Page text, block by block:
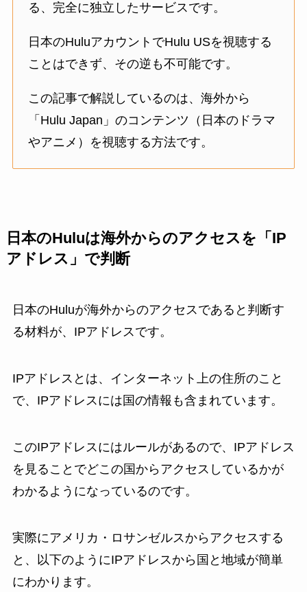
る、完全に独立したサービスです。
日本のHuluアカウントでHulu USを視聴する
ことはできず、その逆も不可能です。
この記事で解説しているのは、海外から
「Hulu Japan」のコンテンツ（日本のドラマ
やアニメ）を視聴する方法です。
日本のHuluは海外からのアクセスを「IP
アドレス」で判断
日本のHuluが海外からのアクセスであると判断す
る材料が、IPアドレスです。
IPアドレスとは、インターネット上の住所のこと
で、IPアドレスには国の情報も含まれています。
このIPアドレスにはルールがあるので、IPアドレス
を見ることでどこの国からアクセスしているかが
わかるようになっているのです。
実際にアメリカ・ロサンゼルスからアクセスする
と、以下のようにIPアドレスから国と地域が簡単
にわかります。